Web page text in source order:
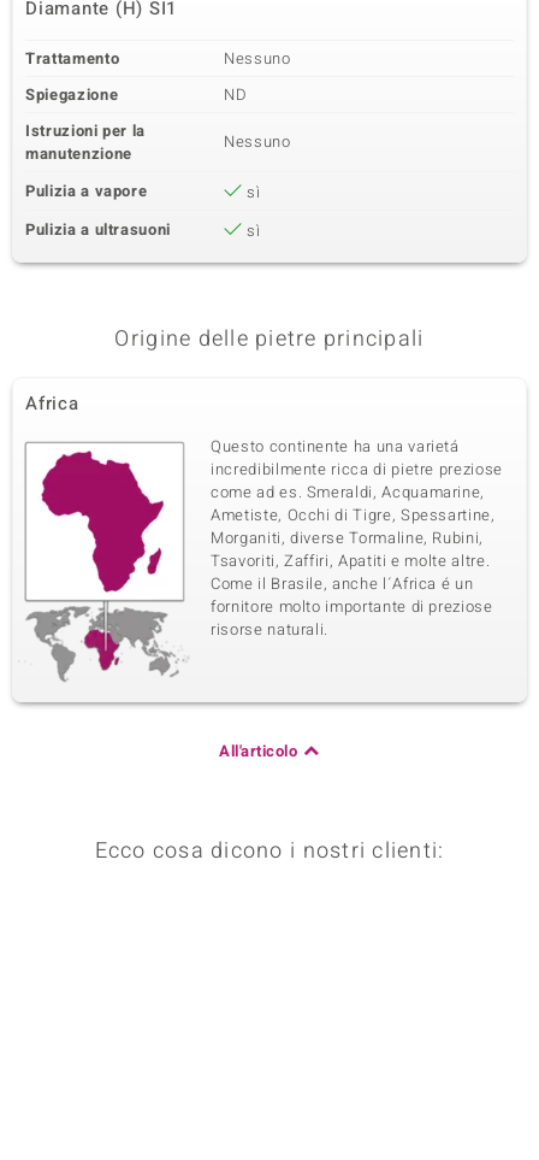
Diamante (H) SI1
Trattamento
Nessuno
Spiegazione
ND
Istruzioni per la
manutenzione
Nessuno
Pulizia a vapore
sì
Pulizia a ultrasuoni
sì
Origine delle pietre principali
Africa
Questo continente ha una varietá
incredibilmente ricca di pietre preziose
come ad es. Smeraldi, Acquamarine,
Ametiste, Occhi di Tigre, Spessartine,
Morganiti, diverse Tormaline, Rubini,
Tsavoriti, Zaffiri, Apatiti e molte altre.
Come il Brasile, anche l´Africa é un
fornitore molto importante di preziose
risorse naturali.
All'articolo
Ecco cosa dicono i nostri clienti: